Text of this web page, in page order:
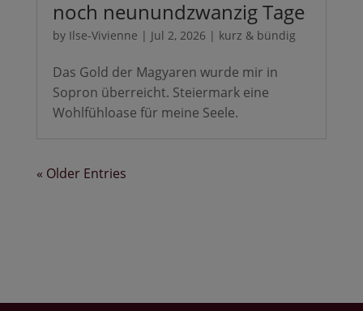
noch neunundzwanzig Tage
by Ilse-Vivienne | Jul 2, 2026 | kurz & bündig
Das Gold der Magyaren wurde mir in
Sopron überreicht. Steiermark eine
Wohlfühloase für meine Seele.
« Older Entries